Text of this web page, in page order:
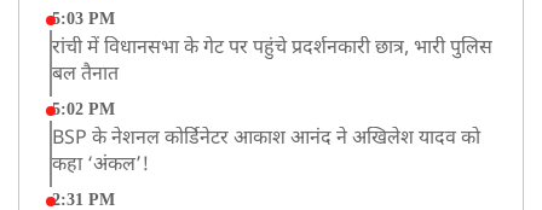
5:03 PM
रांची में विधानसभा के गेट पर पहुंचे प्रदर्शनकारी छात्र, भारी पुलिस
बल तैनात
5:02 PM
BSP के नेशनल कोर्डिनेटर आकाश आनंद ने अखिलेश यादव को
कहा ‘अंकल’!
2:31 PM